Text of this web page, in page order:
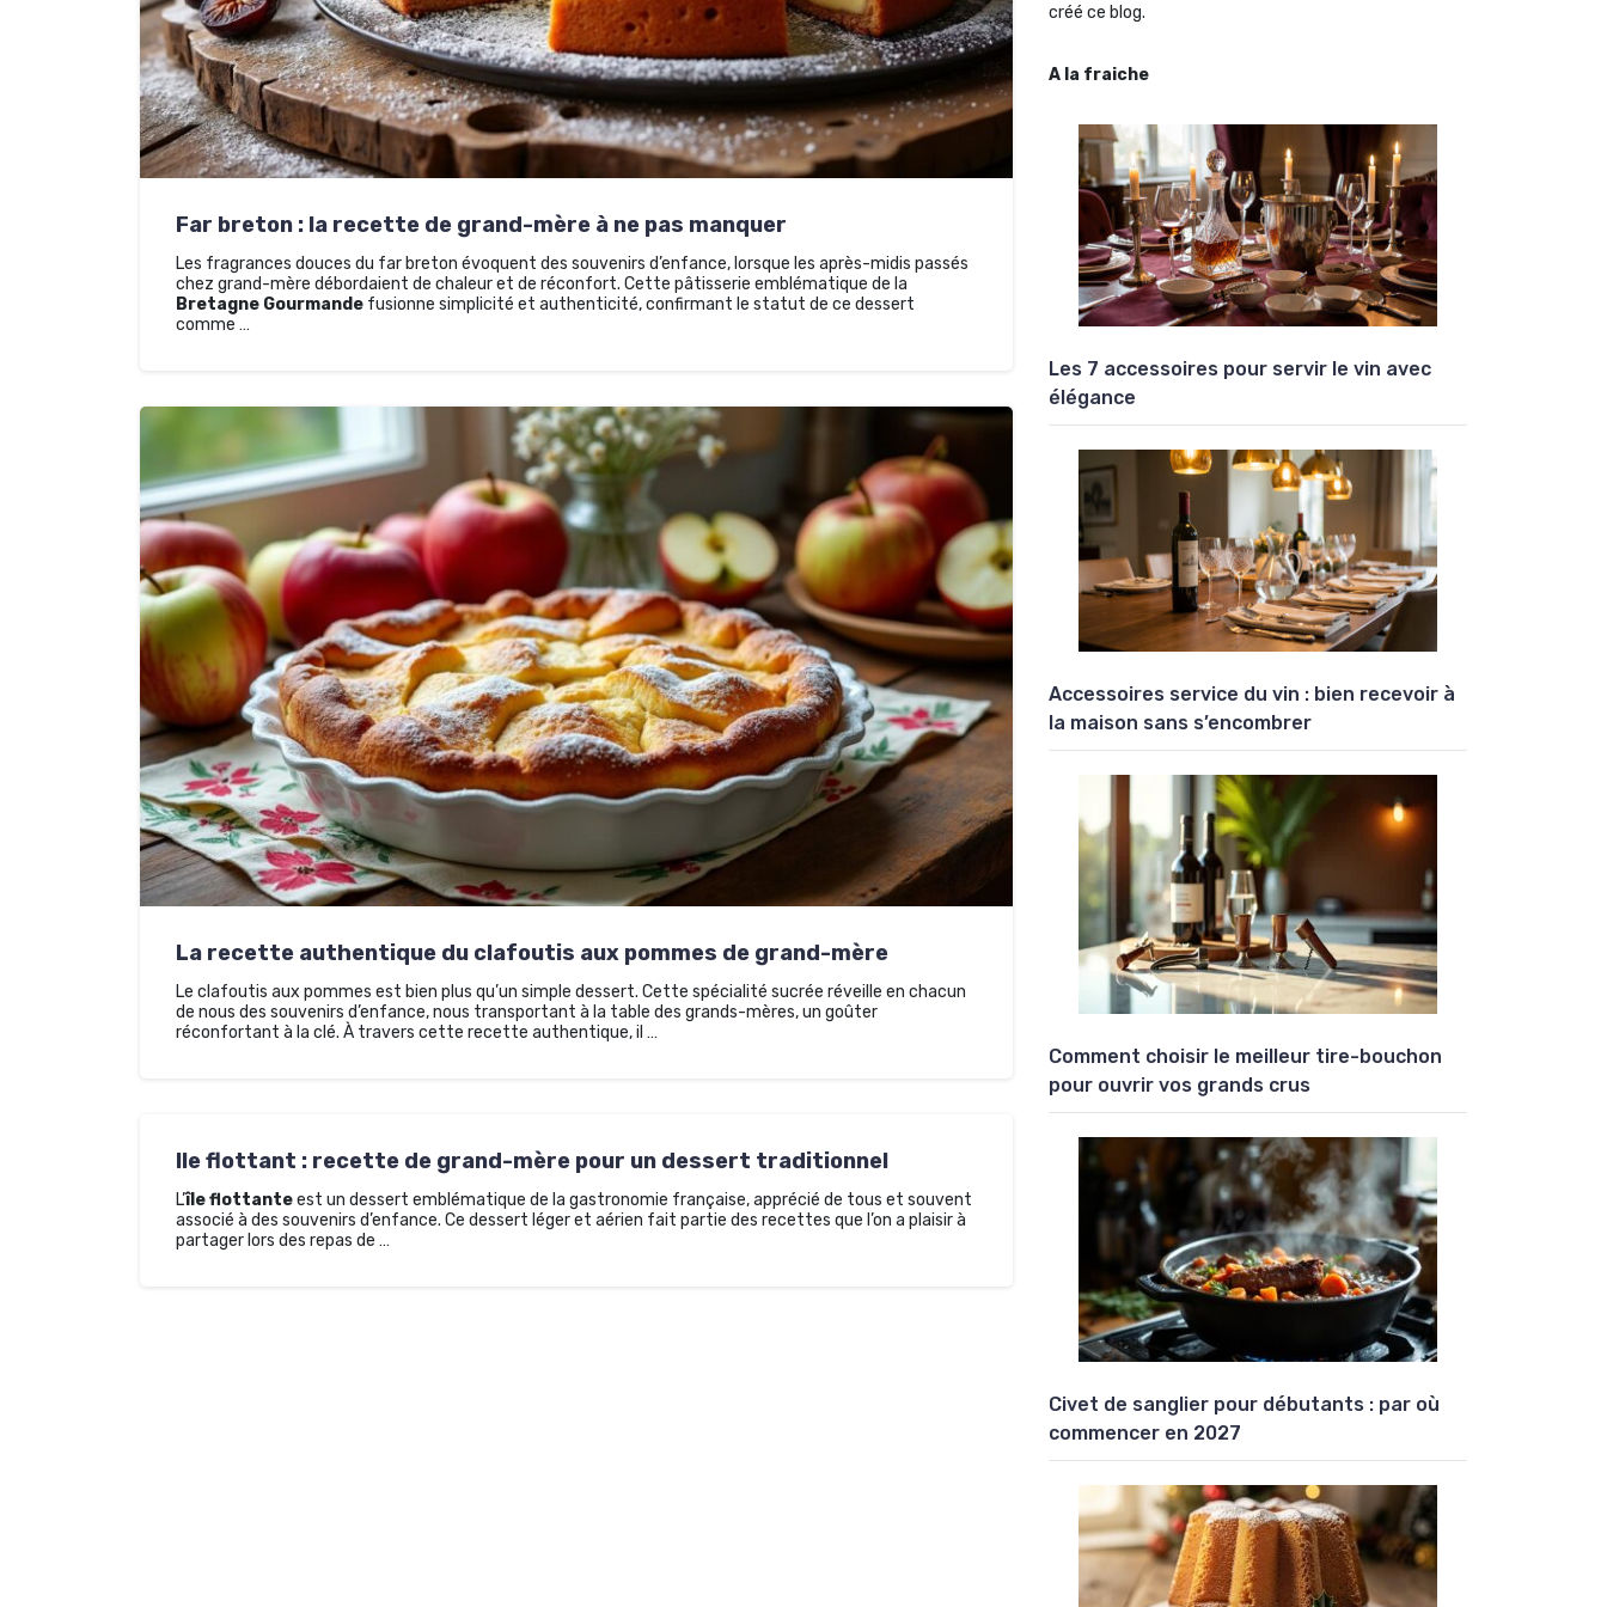
Far breton : la recette de grand-mère à ne pas manquer
Les fragrances douces du far breton évoquent des souvenirs d’enfance, lorsque les après-midis passés
chez grand-mère débordaient de chaleur et de réconfort. Cette pâtisserie emblématique de la
Bretagne Gourmande fusionne simplicité et authenticité, confirmant le statut de ce dessert
comme …
La recette authentique du clafoutis aux pommes de grand-mère
Le clafoutis aux pommes est bien plus qu’un simple dessert. Cette spécialité sucrée réveille en chacun
de nous des souvenirs d’enfance, nous transportant à la table des grands-mères, un goûter
réconfortant à la clé. À travers cette recette authentique, il …
Ile flottant : recette de grand-mère pour un dessert traditionnel
L’île flottanteest un dessert emblématique de la gastronomie française, apprécié de tous et souvent
associé à des souvenirs d’enfance. Ce dessert léger et aérien fait partie des recettes que l’on a plaisir à
partager lors des repas de …
créé ce blog.
A la fraiche
Les 7 accessoires pour servir le vin avec
élégance
Accessoires service du vin : bien recevoir à
la maison sans s’encombrer
Comment choisir le meilleur tire-bouchon
pour ouvrir vos grands crus
Civet de sanglier pour débutants : par où
commencer en 2027